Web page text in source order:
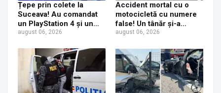
Țepe prin colete la
Suceava! Au comandat
un PlayStation 4 și un
iPhone 17 Pro Max, dar
o jucărie de plastic
august 06, 2026
Accident mortal cu o
motocicletă cu numere
false! Un tânăr și-a
pierdut viața după ce un
asigure
august 06, 2026